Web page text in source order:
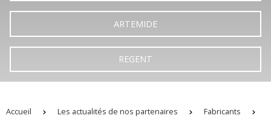
ARTEMIDE
REGENT
Accueil Les actualités de nos partenaires
Fabricants